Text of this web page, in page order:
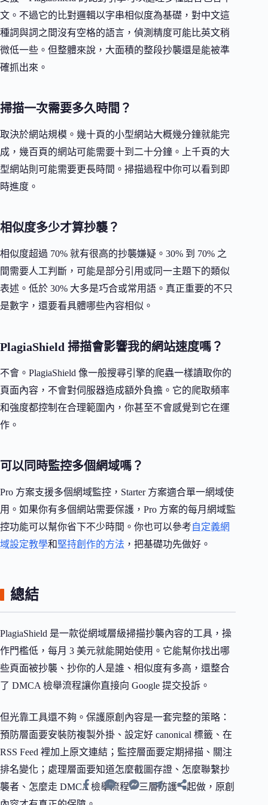
文。不過它的比對邏輯以字串相似度為基礎，對中文這
種詞與詞之間沒有空格的語言，偵測精度可能比英文稍
微低一些。但整體來說，大面積的整段抄襲還是能被準
確抓出來。
掃描一次需要多久時間？
取決於網站規模。幾十頁的小型網站大概幾分鐘就能完
成，幾百頁的網站可能需要十到二十分鐘。上千頁的大
型網站則可能需要更長時間。掃描過程中你可以看到即
時進度。
相似度多少才算抄襲？
相似度超過 70% 就有很高的抄襲嫌疑。30% 到 70% 之
間需要人工判斷，可能是部分引用或同一主題下的類似
表述。低於 30% 大多是巧合或常用語。真正重要的不只
是數字，還要看具體哪些內容相似。
PlagiaShield 掃描會影響我的網站速度嗎？
不會。PlagiaShield 像一般搜尋引擎的爬蟲一樣讀取你的
頁面內容，不會對伺服器造成額外負擔。它的爬取頻率
和強度都控制在合理範圍內，你甚至不會感覺到它在運
作。
可以同時監控多個網域嗎？
Pro 方案支援多個網域監控，Starter 方案適合單一網域使
用。如果你有多個網站需要保護，Pro 方案的每月網域監
控功能可以幫你省下不少時間。你也可以參考自定義網
域設定教學和堅持創作的方法 ，把基礎功先做好。
總結
PlagiaShield 是一款從網域層級掃描抄襲內容的工具，操
作門檻低，每月 3 美元就能開始使用。它能幫你找出哪
些頁面被抄襲、抄你的人是誰、相似度有多高，還整合
了 DMCA 檢舉流程讓你直接向 Google 提交投訴。
但光靠工具還不夠。保護原創內容是一套完整的策略：
預防層面要安裝防複製外掛、設定好 canonical 標籤、在
RSS Feed 裡加上原文連結；監控層面要定期掃描、關注
排名變化；處理層面要知道怎麼截圖存證、怎麼聯繫抄
襲者、怎麼走 DMCA 檢舉流程。三層防護一起做，原創